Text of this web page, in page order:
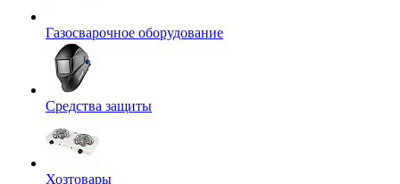
Газосварочное оборудование
Средства защиты
Хозтовары